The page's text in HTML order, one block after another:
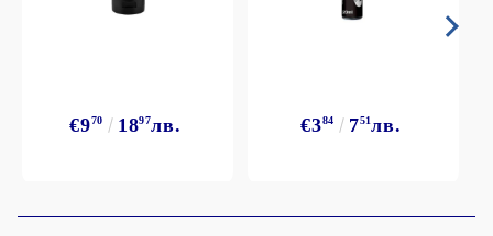
€970 1897лв. €384 751лв.